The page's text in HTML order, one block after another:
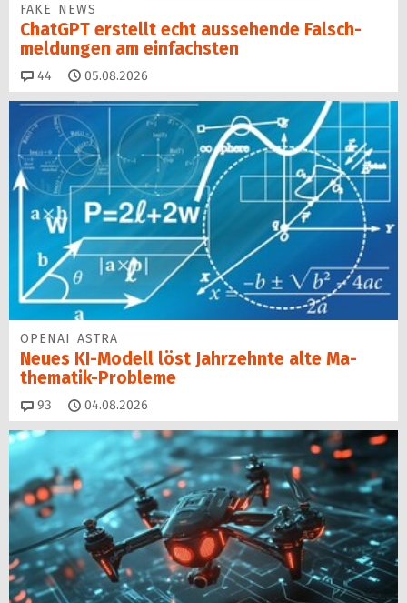
FAKE NEWS
ChatGPT erstellt echt aussehende Falsch­
mel­dungen am einfachsten
44 Kommentare
05.08.2026
OPENAI ASTRA
Neues KI-Modell löst Jahr­zehn­te alte Ma­
thematik-Pro­ble­me
93 Kommentare
04.08.2026